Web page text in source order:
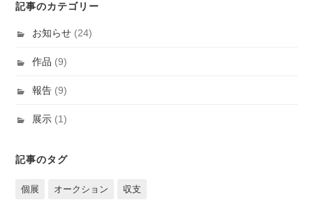
記事のカテゴリー
お知らせ (24)
作品 (9)
報告 (9)
展示 (1)
記事のタグ
個展 オークション 収支